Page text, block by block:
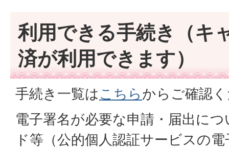
利用できる手続き（キ
済が利用できます）
手続き一覧はこちらからご確認
電子署名が必要な申請・届出に
ド等（公的個人認証サービスの